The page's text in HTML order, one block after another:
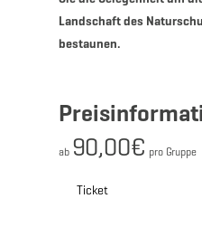
Landschaft des
bestaunen.
ab 90,00€ pro Gruppe
Ticket